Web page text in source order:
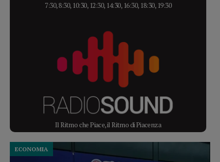
7:30, 8:30, 10:30, 12:30, 14:30, 16:30, 18:30, 19:30
Il Ritmo che Piace, il Ritmo di Piacenza
ECONOMIA